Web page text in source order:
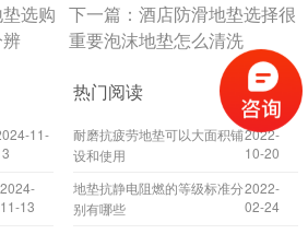
选购 下一篇： 酒店防滑地垫选择很
重要泡沫地垫怎么清洗
11-
2024-
11-13
热门阅读
耐磨抗疲劳地垫可以大面积铺
设和使用
2022-
10-20
地垫抗静电阻燃的等级标准分
别有哪些
2022-
02-24